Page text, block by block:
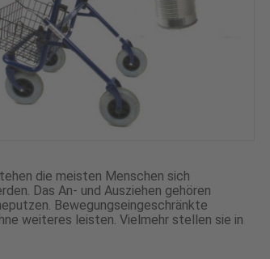
die meisten Menschen sich
Das An- und Ausziehen gehören
Bewegungseingeschränkte
weiteres leisten. Vielmehr stellen sie in